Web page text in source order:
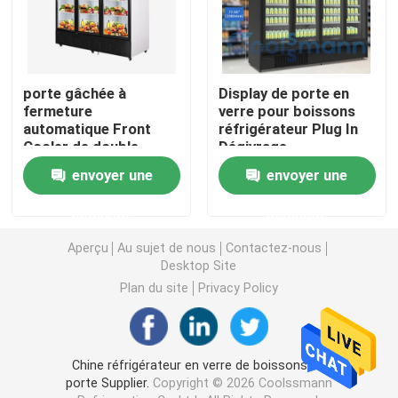
Réfrigérateur ouvert d'étalage
Congélateur à porte vitrée
Congélateur d'île de supermarché
Réfrigérateur d'affichage de charcuterie
Refroidisseur d'affichage de nourriture
Congélateur de chambre froide
porte gâchée à
fermeture
automatique Front
Cooler de double
couche de
réfrigérateur en verre
de la boisson 1587L
envoyer une
Display de porte en
verre pour boissons
réfrigérateur Plug In
Dégivrage
automatique
Refroidisseur de porte
en verre pour
envoyer une
Aperçu Au sujet de nous
Contactez-nous
Desktop Site
Plan du site
Privacy Policy
Chine réfrigérateur en verre de boissons de
porte Supplier. Copyright © 2026 Coolssmann